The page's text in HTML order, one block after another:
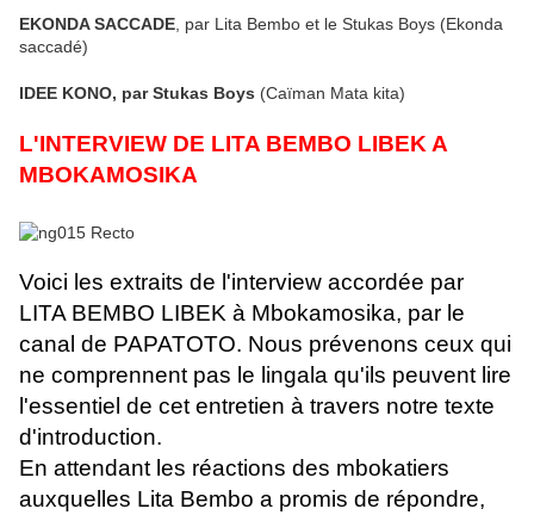
EKONDA SACCADE , par Lita Bembo et le Stukas Boys (Ekonda
saccadé)
IDEE KONO, par Stukas Boys (Caïman Mata kita)
L'INTERVIEW DE LITA BEMBO LIBEK A
MBOKAMOSIKA
Voici les extraits de l'interview accordée par
LITA BEMBO LIBEK à Mbokamosika, par le
canal de PAPATOTO. Nous prévenons ceux qui
ne comprennent pas le lingala qu'ils peuvent lire
l'essentiel de cet entretien à travers notre texte
d'introduction.
En attendant les réactions des mbokatiers
auxquelles Lita Bembo a promis de répondre,